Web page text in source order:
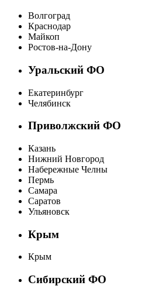
Волгоград
Краснодар
Майкоп
Ростов-на-Дону
Уральский ФО
Екатеринбург
Челябинск
Приволжский ФО
Казань
Нижний Новгород
Набережные Челны
Пермь
Самара
Саратов
Ульяновск
Крым
Крым
Сибирский ФО